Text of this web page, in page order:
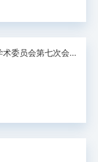
爆炸科学与技术国家重点实验室第六届学术委员会第七次会议顺利召开